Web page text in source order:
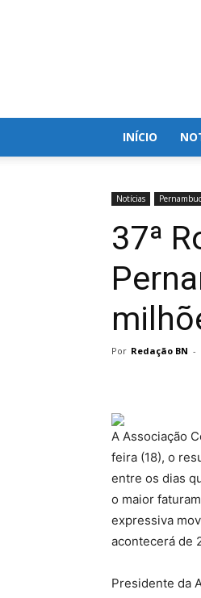
INÍCIO
Notícias
37ª
Por Redação BN -
A Associação
feira (18), o
entre os dias
o maior
expressiva
acontecerá de
Presidente da